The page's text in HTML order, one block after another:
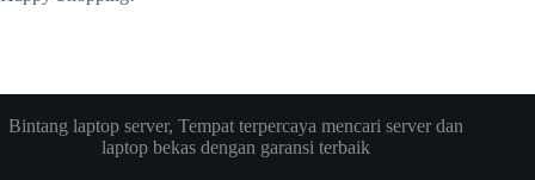
Bintang laptop server, Tempat terpercaya mencari server dan
laptop bekas dengan garansi terbaik